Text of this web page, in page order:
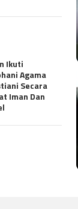
Ikuti
Agama
Secara
Iman Dan